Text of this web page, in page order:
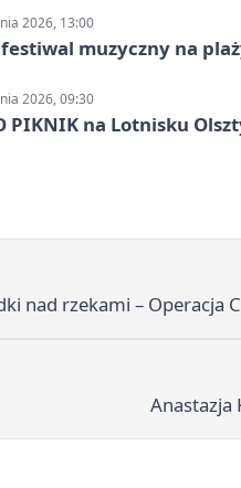
2026, 13:00
muzyczny na
2026, 09:30
PIKNIK na Lotnisku
nad rzekami – Operacja
Anastazja